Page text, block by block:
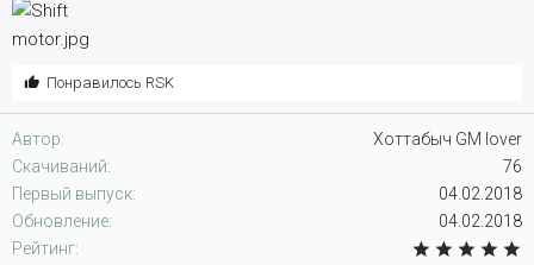
С
п
а
т
и
и
Понравилось RSK
Автор
Хоттабыч GM lover
Скачиваний
76
Первый выпуск
04.02.2018
Обновление
04.02.2018
Рейтинг